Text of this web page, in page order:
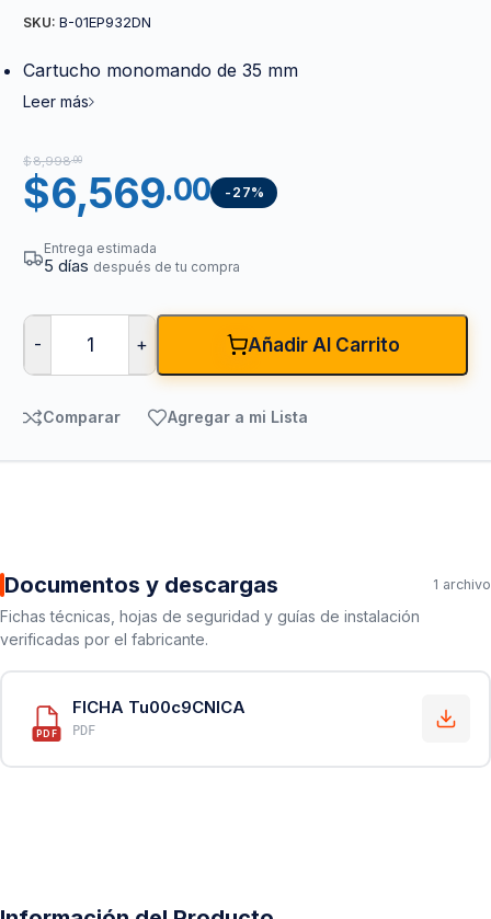
SKU: B-01EP932DN
Cartucho monomando de 35 mm
Leer más
$8,998.00
$6,569.00 -27%
Entrega estimada
5 días después de tu compra
- + Añadir Al Carrito
Comparar Agregar a mi Lista
Documentos y descargas 1 archivo
Fichas técnicas, hojas de seguridad y guías de instalación
verificadas por el fabricante.
PDF
FICHA Tu00c9CNICA
PDF